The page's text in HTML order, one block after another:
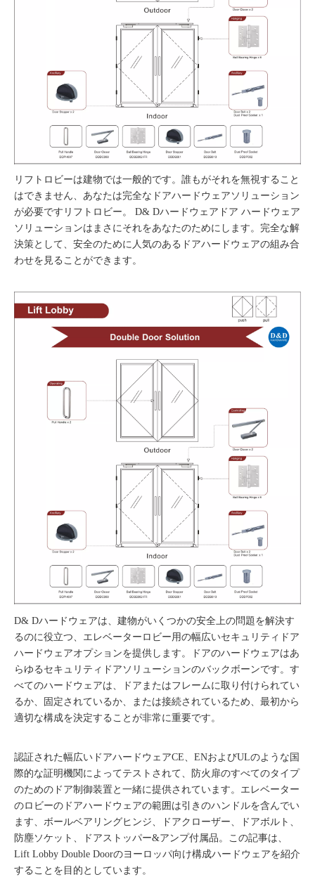
リフトロビーは建物では一般的です。誰もがそれを無視すること
はできません、あなたは完全なドアハードウェアソリューション
が必要です リフトロビー 。 D& Dハードウェアドア ハードウェア
ソリューションはまさにそれをあなたのためにします。完全な解
決策として、安全のために人気のあるドアハードウェアの組み合
わせを見ることができます。
D& Dハードウェアは、建物がいくつかの安全上の問題を解決す
るのに役立つ、エレベーターロビー用の幅広いセキュリティドア
ハードウェアオプションを提供します。ドアのハードウェアはあ
らゆるセキュリティドアソリューションのバックボーンです。す
べてのハードウェアは、ドアまたはフレームに取り付けられてい
るか、固定されているか、または接続されているため、最初から
適切な構成を決定することが非常に重要です。
認証された幅広いドアハードウェアCE、ENおよびULのような国
際的な証明機関によってテストされて、防火扉のすべてのタイプ
のためのドア制御装置と一緒に提供されています。エレベーター
のロビーのドアハードウェアの範囲は引きのハンドルを含んでい
ます、 ボールベアリングヒンジ、ドアクローザー、ドアボルト、
防塵ソケット、ドアストッパー&アンプ付属品。この記事は、
Lift Lobby Double Doorのヨーロッパ向け構成ハードウェアを紹介
することを目的としています。